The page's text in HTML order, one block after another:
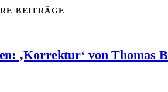
BEITRÄGE
‚Korrektur‘ von Thomas